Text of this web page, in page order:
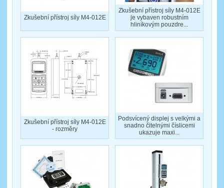
Zkušební přístroj síly M4-012E
Zkušební přístroj síly M4-012E
je vybaven robustním
hliníkovým pouzdre...
Zkušební přístroj síly M4-012E
- rozměry
Podsvícený displej s velkými a
snadno čitelnými číslicemi
ukazuje maxi...